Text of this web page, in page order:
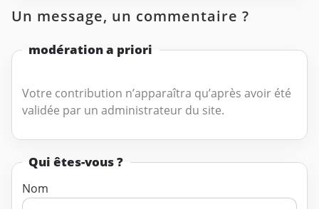
Un message, un commentaire ?
modération a priori
Votre contribution n’apparaîtra qu’après avoir été
validée par un administrateur du site.
Qui êtes-vous ?
Nom